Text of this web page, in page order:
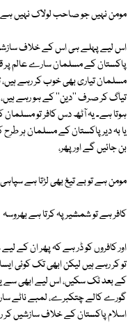
مومن نہیں جو صاحب لولاک نہیں ہے
اس لیے پہلے ہی اس کے خلاف
پاکستان کے مسلمان سارے عالم پر
مسلمان تیاری بھی خوب کر رہے
تیاگ کر صرف ''دین'' کے ہو رہے ہیں،
ہوتا ہے۔ یہ آٹھ دس کافر تو مسلمان
یا بہ دیر پاکستان کے مسلمان ہر
بن جائیں گے اور پھر،
مومن ہے تو بے تیغ بھی لڑتا ہے سپاہی
کافر ہے تو شمشیر پہ کرتا ہے بھروسہ
اور کافروں کو ڈر ہے کہ پھر ان کے
تو کر رہے ہیں لیکن ابھی تک کوئی
کے بعد ٹک سکیں، اس لیے ابھی سے
گورے کالے چتکبرے، لمبے ناٹے
اسلام پاکستان کے خلاف سازشیں